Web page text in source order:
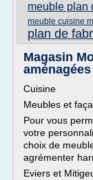
meuble plan
meuble cuisine
plan de
Magasin
Cuisine
Meubles et
Pour vous
votre
choix de
agrémenter
Eviers et